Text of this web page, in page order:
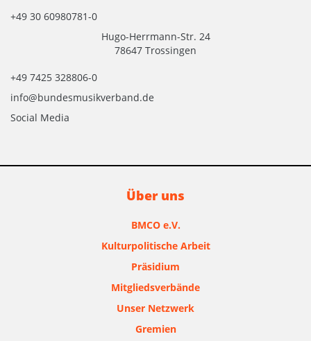
+49 30 60980781-0
Hugo-Herrmann-Str. 24
78647 Trossingen
+49 7425 328806-0
info@bundesmusikverband.de
Social Media
Über uns
BMCO e.V.
Kulturpolitische Arbeit
Präsidium
Mitgliedsverbände
Unser Netzwerk
Gremien